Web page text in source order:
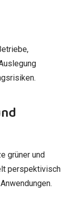
grüner und
perspektivisch